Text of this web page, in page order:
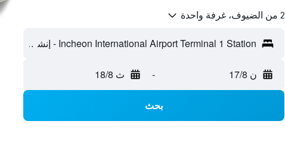
2 من الضيوف، غرفة واحدة
ن 17/8 - ث 18/8
بحث